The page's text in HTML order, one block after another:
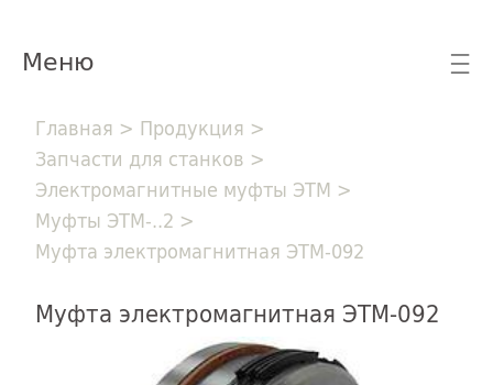
Меню ☰
Главная > Продукция >
Запчасти для станков >
Электромагнитные муфты ЭТМ >
Муфты ЭТМ-..2 >
Муфта электромагнитная ЭТМ-092
Муфта электромагнитная ЭТМ-092